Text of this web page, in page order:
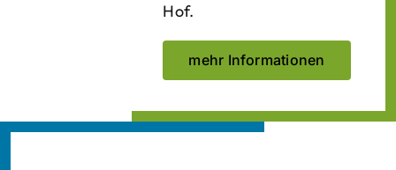
Hof.
mehr Informationen